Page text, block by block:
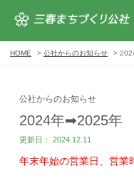
HOME 公社からのお知らせ
公社からのお知らせ
2024年➡2025年
更新日： 2024.12.11
年末年始の営業日、営業